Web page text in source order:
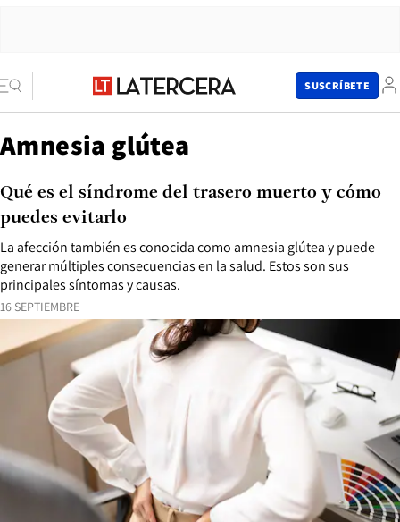
SUSCRÍBETE
Amnesia glútea
16 SEPTIEMBRE
La afección también es conocida como amnesia glútea y puede
generar múltiples consecuencias en la salud. Estos son sus
principales síntomas y causas.
Qué es el síndrome del trasero muerto y cómo
puedes evitarlo